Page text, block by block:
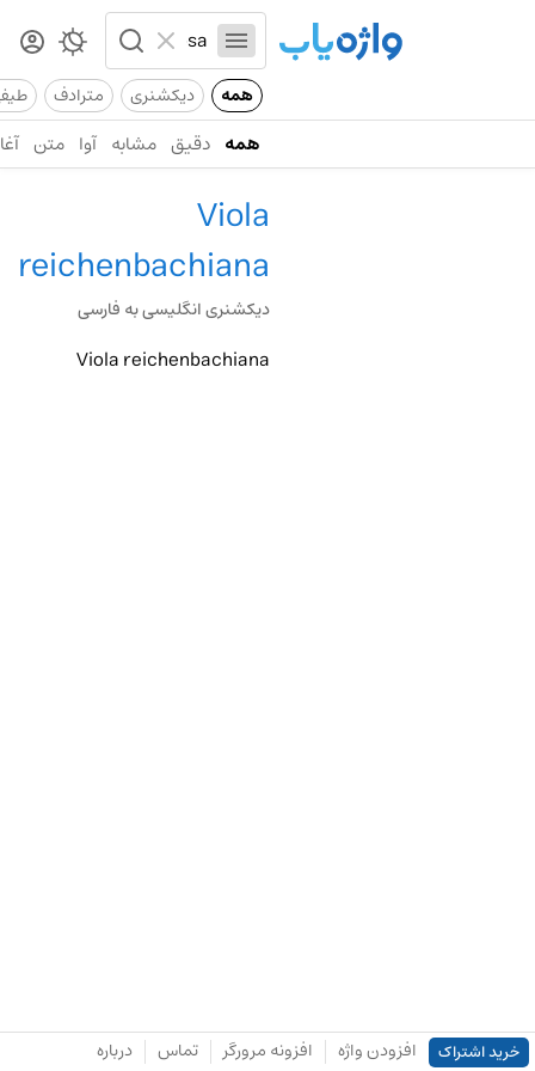
همه دیکشنری مترادف
همه دقیق مشابه آوا متن
Viola
reichenbachiana
دیکشنری انگلیسی به فارسی
Viola reichenbachiana
خرید اشتراک افزودن واژه افزونه مرورگر تماس درباره